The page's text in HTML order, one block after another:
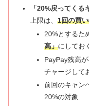
「20%戻ってくる
上限は、 1回の買
20%とするた
高」にしておく
PayPay残高
チャージして
前回のキャン
20%の対象